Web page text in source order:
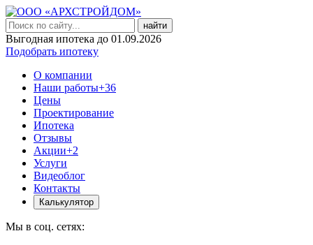
найти
Выгодная ипотека до 01.09.2026
Подобрать ипотеку
О компании
Наши работы+36
Цены
Проектирование
Ипотека
Отзывы
Акции+2
Услуги
Видеоблог
Контакты
Калькулятор
Мы в соц. сетях: